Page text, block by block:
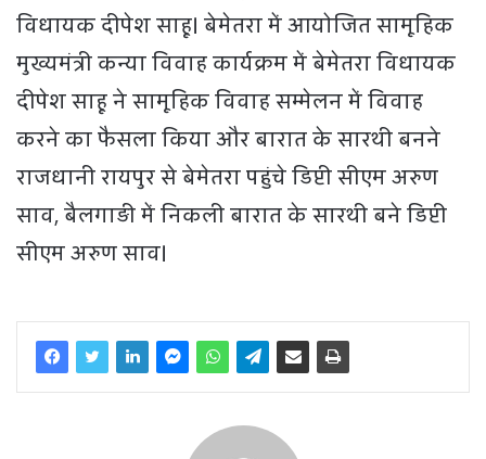
विधायक दीपेश साहू। बेमेतरा में आयोजित सामूहिक
मुख्यमंत्री कन्या विवाह कार्यक्रम में बेमेतरा विधायक
दीपेश साहू ने सामूहिक विवाह सम्मेलन में विवाह
करने का फैसला किया और बारात के सारथी बनने
राजधानी रायपुर से बेमेतरा पहुंचे डिप्टी सीएम अरुण
साव, बैलगाड़ी में निकली बारात के सारथी बने डिप्टी
सीएम अरुण साव।